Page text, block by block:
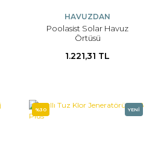
HAVUZDAN
Poolasist Solar Havuz
Örtüsü
1.221,31 TL
%30 YENİ